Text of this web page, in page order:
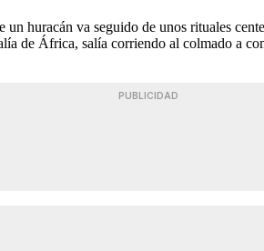
un huracán va seguido de unos rituales
de África, salía corriendo al colmado a
PUBLICIDAD